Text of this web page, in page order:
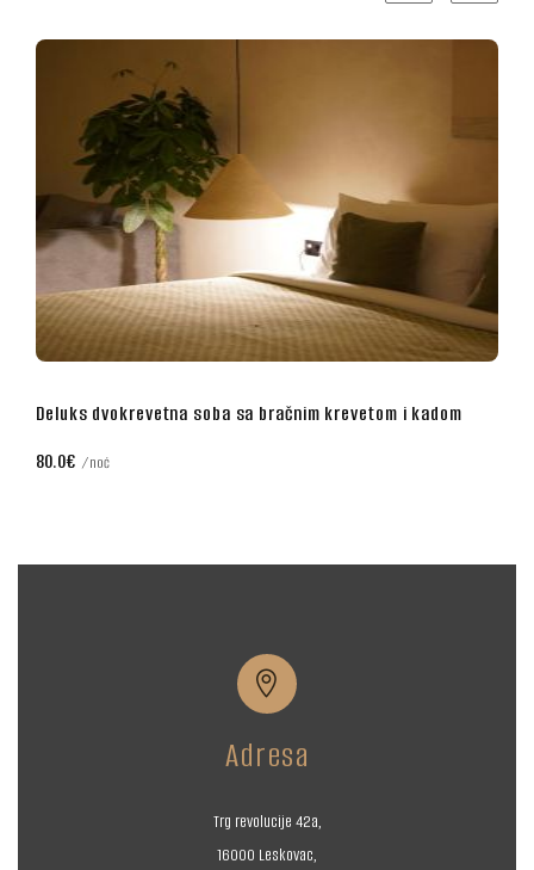
i kadom
Poslovna dvokrevetna soba sa bračnim


Adresa
Trg revolucije 42a,
16000 Leskovac,